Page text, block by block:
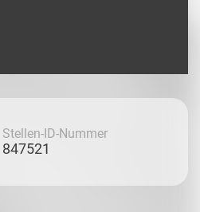
Stellen-ID-Nummer
847521